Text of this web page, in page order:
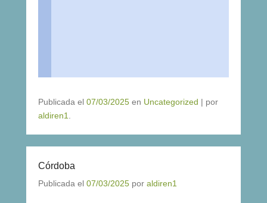
Publicada el 07/03/2025 en Uncategorized | por
aldiren1
Córdoba
Publicada el 07/03/2025 por aldiren1